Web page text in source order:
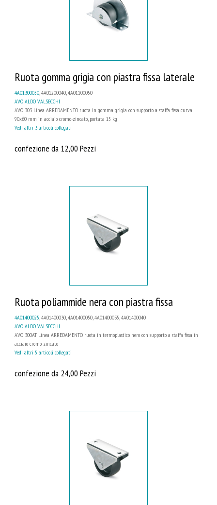
Ruota gomma grigia con piastra fissa laterale
4A01300050, 4A01200040, 4A01100050
AVO ALDO VALSECCHI
AVO 303 Linea ARREDAMENTO ruota in gomma grigia con supporto a staffa fissa curva
90x60 mm in acciaio cromo-zincato, portata 15 kg
Vedi altri 3 articoli collegati
confezione da 12,00 Pezzi
Ruota poliammide nera con piastra fissa
4A01400025 , 4A01400030, 4A01400050, 4A01400035, 4A01400040
AVO ALDO VALSECCHI
AVO 300AT Linea ARREDAMENTO ruota in termoplastico nero con supporto a staffa fissa in
acciaio cromo-zincato
Vedi altri 5 articoli collegati
confezione da 24,00 Pezzi